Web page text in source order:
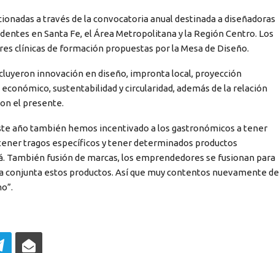
a través de la convocatoria anual destinada a diseñadoras
en Santa Fe, el Área Metropolitana y la Región Centro. Los
clínicas de formación propuestas por la Mesa de Diseño.
innovación en diseño, impronta local, proyección
sustentabilidad y circularidad, además de la relación
el presente.
año también hemos incentivado a los gastronómicos a tener
tragos específicos y tener determinados productos
También fusión de marcas, los emprendedores se fusionan para
conjunta estos productos. Así que muy contentos nuevamente de